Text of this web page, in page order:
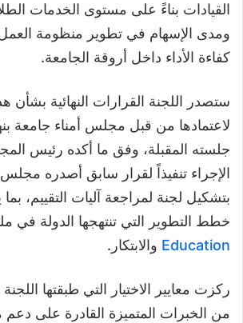
القيادات بناءً على مستوى الخدمات
ومدى الإسهام في تطوير منظومة العمل
كفاءة الأداء داخل أروقة الجامعة.
ستصدر اللجنة القرارات النهائية بشأن
لاعتمادها من قبل مجلس أمناء جامعة
جلسته المقبلة، وفق ما أكده رئيس
الإجراء تنفيذاً لقرار سابق أصدره مجلس
بتشكيل لجنة لمراجعة آليات التقييم،
خطط التطوير التي تنتهجها الدولة في
Education والابتكار.
ركزت معايير الاختيار التي طبقتها
من الخبرات المتميزة القادرة على دعم